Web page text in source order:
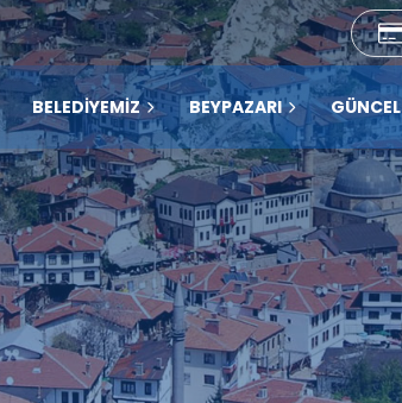
BELEDİYEMİZ BEYPAZARI GÜNCEL